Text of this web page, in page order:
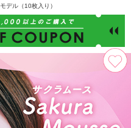
a
i
o
n
デル（10枚入り）